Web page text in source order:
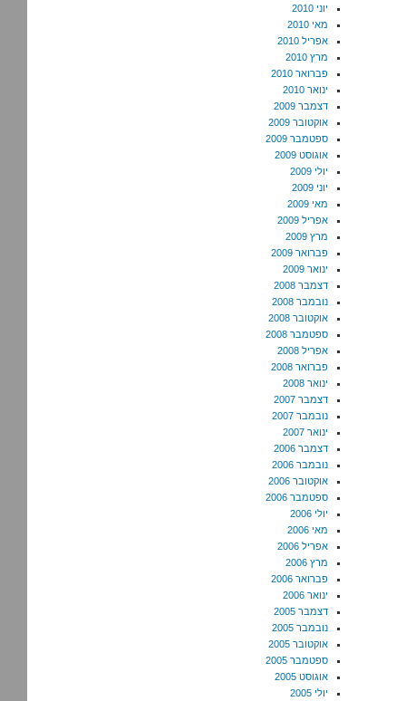
יוני 2010
מאי 2010
אפריל 2010
מרץ 2010
פברואר 2010
ינואר 2010
דצמבר 2009
אוקטובר 2009
ספטמבר 2009
אוגוסט 2009
יולי 2009
יוני 2009
מאי 2009
אפריל 2009
מרץ 2009
פברואר 2009
ינואר 2009
דצמבר 2008
נובמבר 2008
אוקטובר 2008
ספטמבר 2008
אפריל 2008
פברואר 2008
ינואר 2008
דצמבר 2007
נובמבר 2007
ינואר 2007
דצמבר 2006
נובמבר 2006
אוקטובר 2006
ספטמבר 2006
יולי 2006
מאי 2006
אפריל 2006
מרץ 2006
פברואר 2006
ינואר 2006
דצמבר 2005
נובמבר 2005
אוקטובר 2005
ספטמבר 2005
אוגוסט 2005
יולי 2005